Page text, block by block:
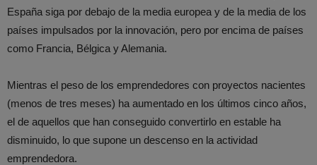
España siga por debajo de la media europea y de la media de los
países impulsados por la innovación, pero por encima de países
como Francia, Bélgica y Alemania.
Mientras el peso de los emprendedores con proyectos nacientes
(menos de tres meses) ha aumentado en los últimos cinco años,
el de aquellos que han conseguido convertirlo en estable ha
disminuido, lo que supone un descenso en la actividad
emprendedora.